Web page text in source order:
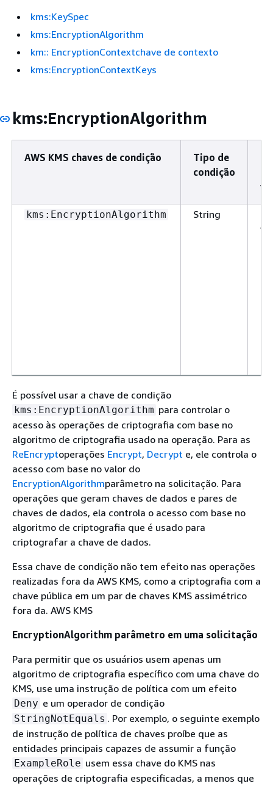
kms:KeySpec
kms:EncryptionAlgorithm
km:: EncryptionContextchave de contexto
kms:EncryptionContextKeys
kms:EncryptionAlgorithm
AWS KMS chaves de condição
Tipo de
condição
kms:EncryptionAlgorithm String
É possível usar a chave de condição
kms:EncryptionAlgorithm para controlar o
acesso às operações de criptografia com base no
algoritmo de criptografia usado na operação. Para as
ReEncryptoperações Encrypt, Decrypt e, ele controla o
acesso com base no valor do
EncryptionAlgorithmparâmetro na solicitação. Para
operações que geram chaves de dados e pares de
chaves de dados, ela controla o acesso com base no
algoritmo de criptografia que é usado para
criptografar a chave de dados.
Essa chave de condição não tem efeito nas operações
realizadas fora da AWS KMS, como a criptografia com a
chave pública em um par de chaves KMS assimétrico
fora da. AWS KMS
EncryptionAlgorithm parâmetro em uma solicitação
Para permitir que os usuários usem apenas um
algoritmo de criptografia específico com uma chave do
KMS, use uma instrução de política com um efeito
Deny e um operador de condição
StringNotEquals . Por exemplo, o seguinte exemplo
de instrução de política de chaves proíbe que as
entidades principais capazes de assumir a função
ExampleRole usem essa chave do KMS nas
operações de criptografia especificadas, a menos que